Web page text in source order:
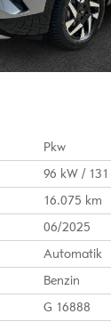
Pkw
96 kW / 131
16.075 km
06/2025
Automatik
Benzin
G 16888